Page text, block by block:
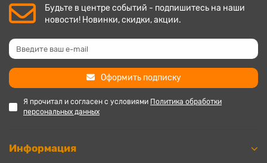
Будьте в центре событий - подпишитесь на наши
новости! Новинки, скидки, акции.
Оформить подписку
Я прочитал и согласен с условиями Политика обработки
персональных данных
Информация